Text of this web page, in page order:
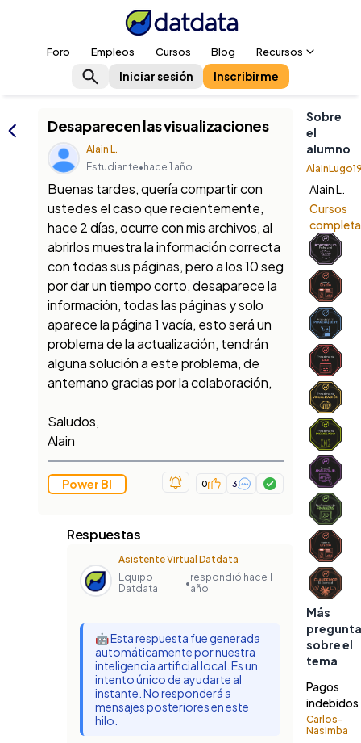
Foro Empleos Cursos Blog Recursos
Iniciar sesión Inscribirme
Desaparecen las visualizaciones
Alain L.
Estudiante• hace 1 año
Buenas tardes, quería compartir con
ustedes el caso que recientemente,
hace 2 días, ocurre con mis archivos, al
abrirlos muestra la información correcta
con todas sus páginas, pero a los 10 seg
por dar un tiempo corto, desaparece la
información, todas las páginas y solo
aparece la página 1 vacía, esto será un
problema de la actualización, tendrán
alguna solución a este problema, de
antemano gracias por la colaboración,
Saludos,
Alain
Power BI 0 3
Respuestas
Asistente Virtual Datdata
Equipo
Datdata
•respondió hace 1
año
🤖 Esta respuesta fue generada
automáticamente por nuestra
inteligencia artificial local. Es un
intento único de ayudarte al
instante. No responderá a
mensajes posteriores en este
hilo.
Sobre
el
alumno
Alain L.
Cursos
Más
sobre el
tema
Pagos
indebidos
Carlos-
Nasimba